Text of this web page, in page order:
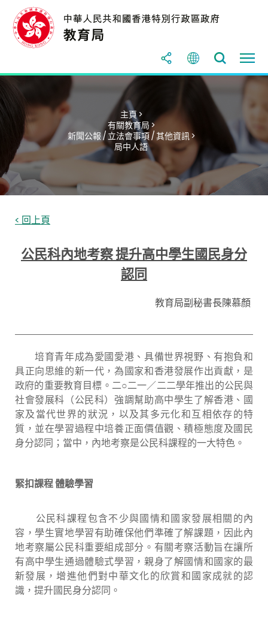
主頁 >
有關教育局 >
新聞公報 / 立法會事項 / 其他資訊 >
局中人語
< 回上頁
公民科內地考察 提升高中學生國民身分
認同
教育局副秘書長陳慕顏
培育青年成為愛國愛港、具備世界視野、有抱負和
具正向思維的新一代，為國家和香港發展作出貢獻，是
政府的重要教育目標。二○二一／二二學年推出的公民與
社會發展科 （公民科）強調幫助高中學生了解香港、國
家及當代世界的狀況，以及其多元化和互相依存的特
質，並在學習過程中培養正面價值觀、積極態度及國民
身分認同；當中，內地考察是公民科課程的一大特色。
緊扣課程 體驗學習
公民科課程包含不少與國情和國家發展相關的內
容，學生實地學習有助確保他們準確了解課題，因此內
地考察屬公民科重要組成部分。有關考察活動旨在讓所
有高中學生通過體驗式學習，親身了解國情和國家的最
新發展，增進他們對中華文化的欣賞和國家成就的認
識，提升國民身分認同。